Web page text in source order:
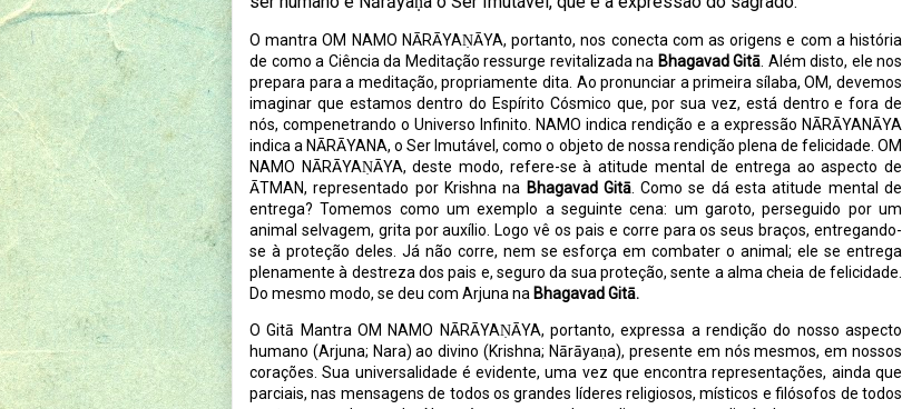
O mantra OM NAMO NĀRĀYAṆĀYA, portanto, nos conecta com as origens e com a história
de como a Ciência da Meditação ressurge revitalizada na Bhagavad Gitā . Além disto, ele nos
prepara para a meditação, propriamente dita. Ao pronunciar a primeira sílaba, OM, devemos
imaginar que estamos dentro do Espírito Cósmico que, por sua vez, está dentro e fora de
nós, compenetrando o Universo Infinito. NAMO indica rendição e a expressão NĀRĀYANĀYA
indica a NĀRĀYANA, o Ser Imutável, como o objeto de nossa rendição plena de felicidade. OM
NAMO NĀRĀYAṆĀYA, deste modo, refere-se à atitude mental de entrega ao aspecto de
ĀTMAN, representado por Krishna na Bhagavad Gitā. Como se dá esta atitude mental de
entrega? Tomemos como um exemplo a seguinte cena: um garoto, perseguido por um
animal selvagem, grita por auxílio. Logo vê os pais e corre para os seus braços, entregando-
se à proteção deles. Já não corre, nem se esforça em combater o animal; ele se entrega
plenamente à destreza dos pais e, seguro da sua proteção, sente a alma cheia de felicidade.
Do mesmo modo, se deu com Arjuna na Bhagavad Gitā.
O Gitā Mantra OM NAMO NĀRĀYAṆĀYA, portanto,expressa a rendição do nosso aspecto
humano (Arjuna; Nara) ao divino (Krishna; Nārāyaṇa), presente em nós mesmos, em nossos
corações. Sua universalidade é evidente, uma vez que encontra representações, ainda que
parciais, nas mensagens de todos os grandes líderes religiosos, místicos e filósofos de todos